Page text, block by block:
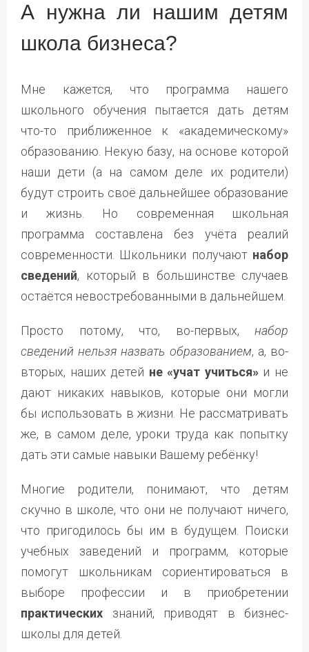
А нужна ли нашим детям
школа бизнеса?
Мне кажется, что программа нашего
школьного обучения пытается дать детям
что-то приближенное к «академическому»
образованию. Некую базу, на основе которой
наши дети (а на самом деле их родители)
будут строить своё дальнейшее образование
и жизнь. Но современная школьная
программа составлена без учёта реалий
современности. Школьники получают набор
сведений, который в большинстве случаев
остаётся невостребованными в дальнейшем.
Просто потому, что, во-первых, набор
сведений нельзя назвать образованием, а, во-
вторых, наших детей не «учат учиться»и не
дают никаких навыков, которые они могли
бы использовать в жизни. Не рассматривать
же, в самом деле, уроки труда как попытку
дать эти самые навыки Вашему ребёнку!
Многие родители, понимают, что детям
скучно в школе, что они не получают ничего,
что пригодилось бы им в будущем. Поиски
учебных заведений и программ, которые
помогут школьникам сориентироваться в
выборе профессии и в приобретении
практических знаний, приводят в бизнес-
школы для детей.